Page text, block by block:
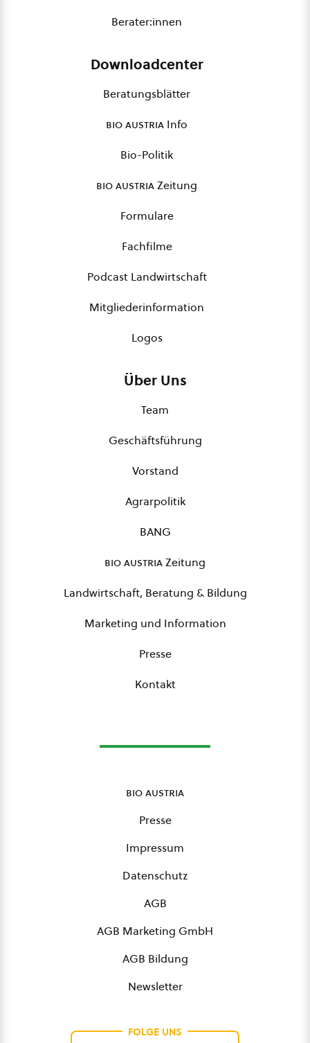
Berater:innen
Downloadcenter
Beratungsblätter
bio austria Info
Bio-Politik
bio austriaZeitung
Formulare
Fachfilme
Podcast Landwirtschaft
Mitgliederinformation
Logos
Über Uns
Team
Geschäftsführung
Vorstand
Agrarpolitik
BANG
bio austriaZeitung
Landwirtschaft, Beratung & Bildung
Marketing und Information
Presse
Kontakt
bio austria
Presse
Impressum
Datenschutz
AGB
AGB Marketing GmbH
AGB Bildung
Newsletter
FOLGE UNS